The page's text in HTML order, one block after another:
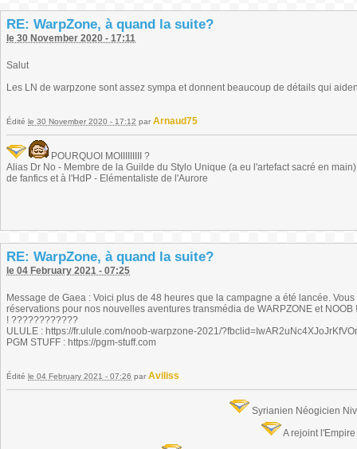
RE: WarpZone, à quand la suite?
le 30 November 2020 - 17:11
Salut
Les LN de warpzone sont assez sympa et donnent beaucoup de détails qui
Édité le 30 November 2020 - 17:12 par Arnaud75
POURQUOI MOIIIIIIIII ?
Alias Dr No - Membre de la Guilde du Stylo Unique (a eu l'artefact sacré en
de fanfics et à l'HdP - Elémentaliste de l'Aurore
RE: WarpZone, à quand la suite?
le 04 February 2021 - 07:25
Message de Gaea : Voici plus de 48 heures que la campagne a été lancée.
réservations pour nos nouvelles aventures transmédia de WARPZONE et
! ????????????
ULULE : https://fr.ulule.com/noob-warpzone-2021/
PGM STUFF : https://pgm-stuff.com
Édité le 04 February 2021 - 07:26 par Aviliss
Syrianien Néogicien
A rejoint l'Empire